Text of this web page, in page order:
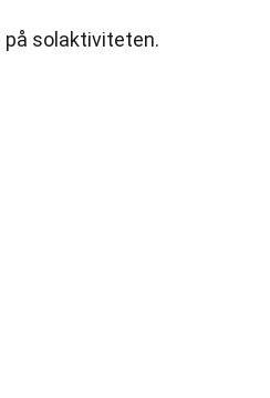
på solaktiviteten.